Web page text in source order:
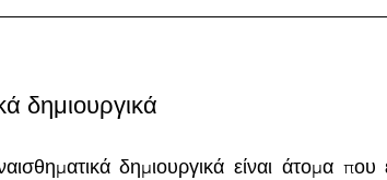
δημιουργικά
δημιουργικά είναι άτομα που